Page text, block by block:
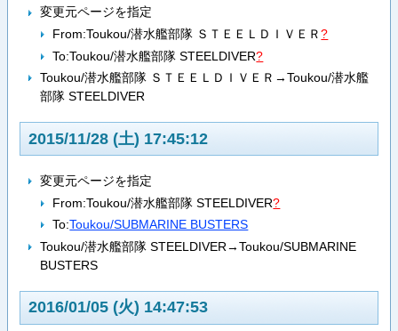
変更元ページを指定
From:Toukou/潜水艦部隊 ＳＴＥＥＬＤＩＶＥＲ?
To:Toukou/潜水艦部隊 STEELDIVER?
Toukou/潜水艦部隊 ＳＴＥＥＬＤＩＶＥＲ→Toukou/潜水艦
部隊 STEELDIVER
2015/11/28 (土) 17:45:12
変更元ページを指定
From:Toukou/潜水艦部隊 STEELDIVER?
To:Toukou/SUBMARINE BUSTERS
Toukou/潜水艦部隊 STEELDIVER→Toukou/SUBMARINE
BUSTERS
2016/01/05 (火) 14:47:53